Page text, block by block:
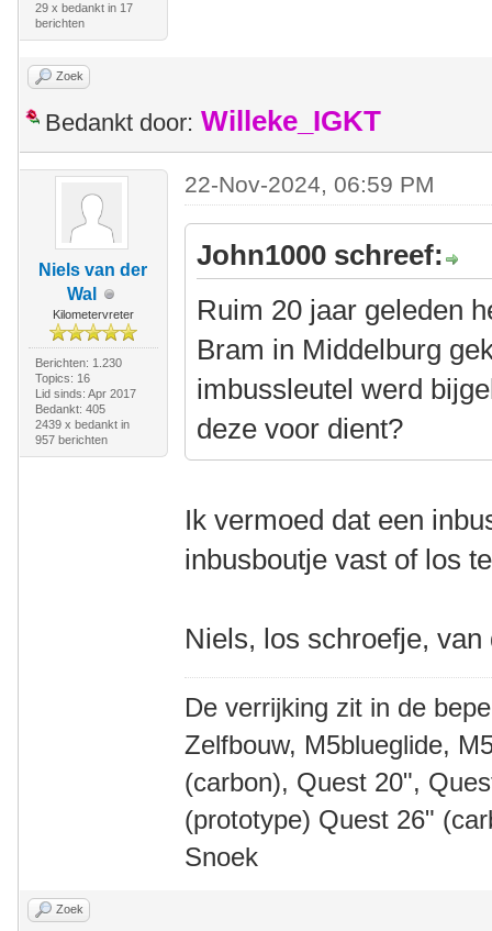
29 x bedankt in 17
berichten
Zoek
Bedankt door: Willeke_IGKT
Niels van der
Wal
Kilometervreter
Berichten: 1.230
Topics: 16
Lid sinds: Apr 2017
Bedankt: 405
2439 x bedankt in
957 berichten
22-Nov-2024, 06:59 PM
John1000 schreef:
Ruim 20 jaar geleden
Bram in Middelburg
imbussleutel werd
deze voor dient?
Ik vermoed dat een
inbusboutje vast of los
Niels, los schroefje, van
De verrijking zit in de
Zelfbouw, M5blueglide,
(carbon), Quest 20",
(prototype) Quest 26"
Snoek
Zoek